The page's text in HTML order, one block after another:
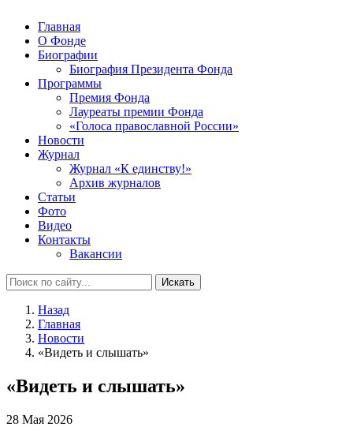
Главная
О Фонде
Биографии
Биография Президента Фонда
Программы
Премия Фонда
Лауреаты премии Фонда
«Голоса православной России»
Новости
Журнал
Журнал «К единству!»
Архив журналов
Статьи
Фото
Видео
Контакты
Вакансии
Искать
Назад
Главная
Новости
«Видеть и слышать»
«Видеть и слышать»
28 Мая 2026